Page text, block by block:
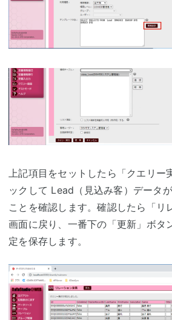
上記項目をセットしたら「クエリー
ックして Lead（見込み客）データ
ことを確認します。確認したら「リ
画面に戻り、一番下の「更新」ボタ
定を保存します。